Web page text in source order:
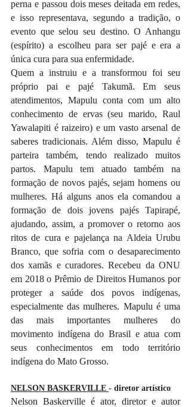
perna e passou dois meses deitada em redes,
e isso representava, segundo a tradição, o
evento que selou seu destino. O Anhangu
(espírito) a escolheu para ser pajé e era a
única cura para sua enfermidade.
Quem a instruiu e a transformou foi seu
próprio pai e pajé Takumã. Em seus
atendimentos, Mapulu conta com um alto
conhecimento de ervas (seu marido, Raul
Yawalapiti é raizeiro) e um vasto arsenal de
saberes tradicionais. Além disso, Mapulu é
parteira também, tendo realizado muitos
partos. Mapulu tem atuado também na
formação de novos pajés, sejam homens ou
mulheres. Há alguns anos ela comandou a
formação de dois jovens pajés Tapirapé,
ajudando, assim, a promover o retorno aos
ritos de cura e pajelança na Aldeia Urubu
Branco, que sofria com o desaparecimento
dos xamãs e curadores. Recebeu da ONU
em 2018 o Prêmio de Direitos Humanos por
proteger a saúde dos povos indígenas,
especialmente das mulheres. Mapulu é uma
das mais importantes mulheres do
movimento indígena do Brasil e atua com
seus conhecimentos em todo território
indígena do Mato Grosso.
NELSON BASKERVILLE - diretor artístico
Nelson Baskerville é ator, diretor e autor